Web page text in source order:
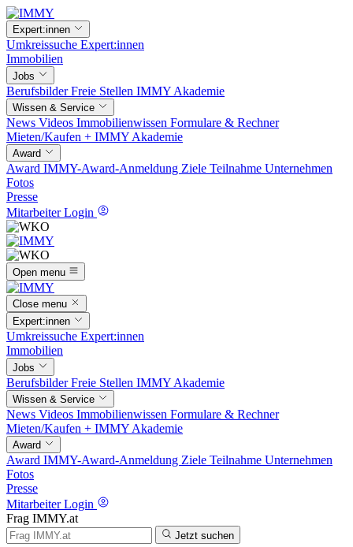
Expert:innen
Umkreissuche Expert:innen
Immobilien
Jobs
BerufsbilderFreie Stellen IMMY Akademie
Wissen & Service
News Videos Immobilienwissen Formulare & Rechner
Mieten/Kaufen + IMMY Akademie
Award
Award IMMY-Award-Anmeldung Ziele Teilnahme Unternehmen
Fotos
Presse
Mitarbeiter Login
Open menu
Close menu
Expert:innen
Umkreissuche Expert:innen
Immobilien
Jobs
BerufsbilderFreie Stellen IMMY Akademie
Wissen & Service
News Videos Immobilienwissen Formulare & Rechner
Mieten/Kaufen + IMMY Akademie
Award
Award IMMY-Award-Anmeldung Ziele Teilnahme Unternehmen
Fotos
Presse
Mitarbeiter Login
Frag IMMY.at
Jetzt suchen